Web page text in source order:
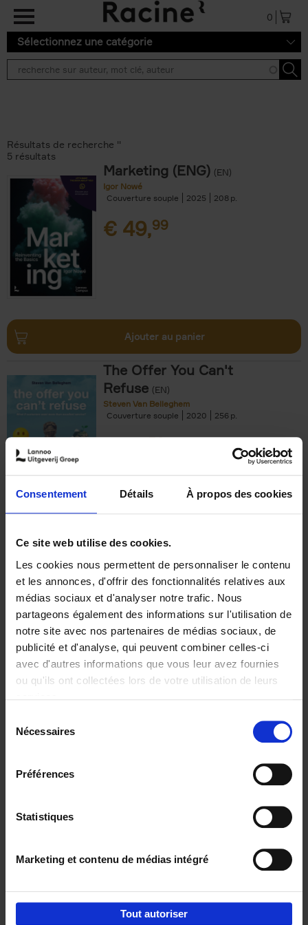
Consentement Détails À propos des cookies
Ce site web utilise des cookies.
Les cookies nous permettent de personnaliser le contenu
et les annonces, d'offrir des fonctionnalités relatives aux
médias sociaux et d'analyser notre trafic. Nous
partageons également des informations sur l'utilisation de
notre site avec nos partenaires de médias sociaux, de
publicité et d'analyse, qui peuvent combiner celles-ci
avec d'autres informations que vous leur avez fournies
ou qu'ils ont collectées lors de votre utilisation de leurs
Nécessaires
Préférences
Statistiques
Marketing et contenu de médias intégré
Tout autoriser
Aller au contenu principal
0
Sélectionnez une catégorie
Résultats de recherche ''
5 résultats
Marketing (ENG) (EN)
Igor Nowé
Couverture souple
2025 208
€ 49,99
Ajouter au panier
The Offer You Can't
Refuse (EN)
Steven Van Belleghem
Couverture souple
2020 256
€37,50
Building Bonds = Building
Business
Jochen Roef Jozefien De Feyter
Carolien Boom
Couverture souple
2025 200
€29,99
Digital marketing like a PRO -
completely revised edition (EN)